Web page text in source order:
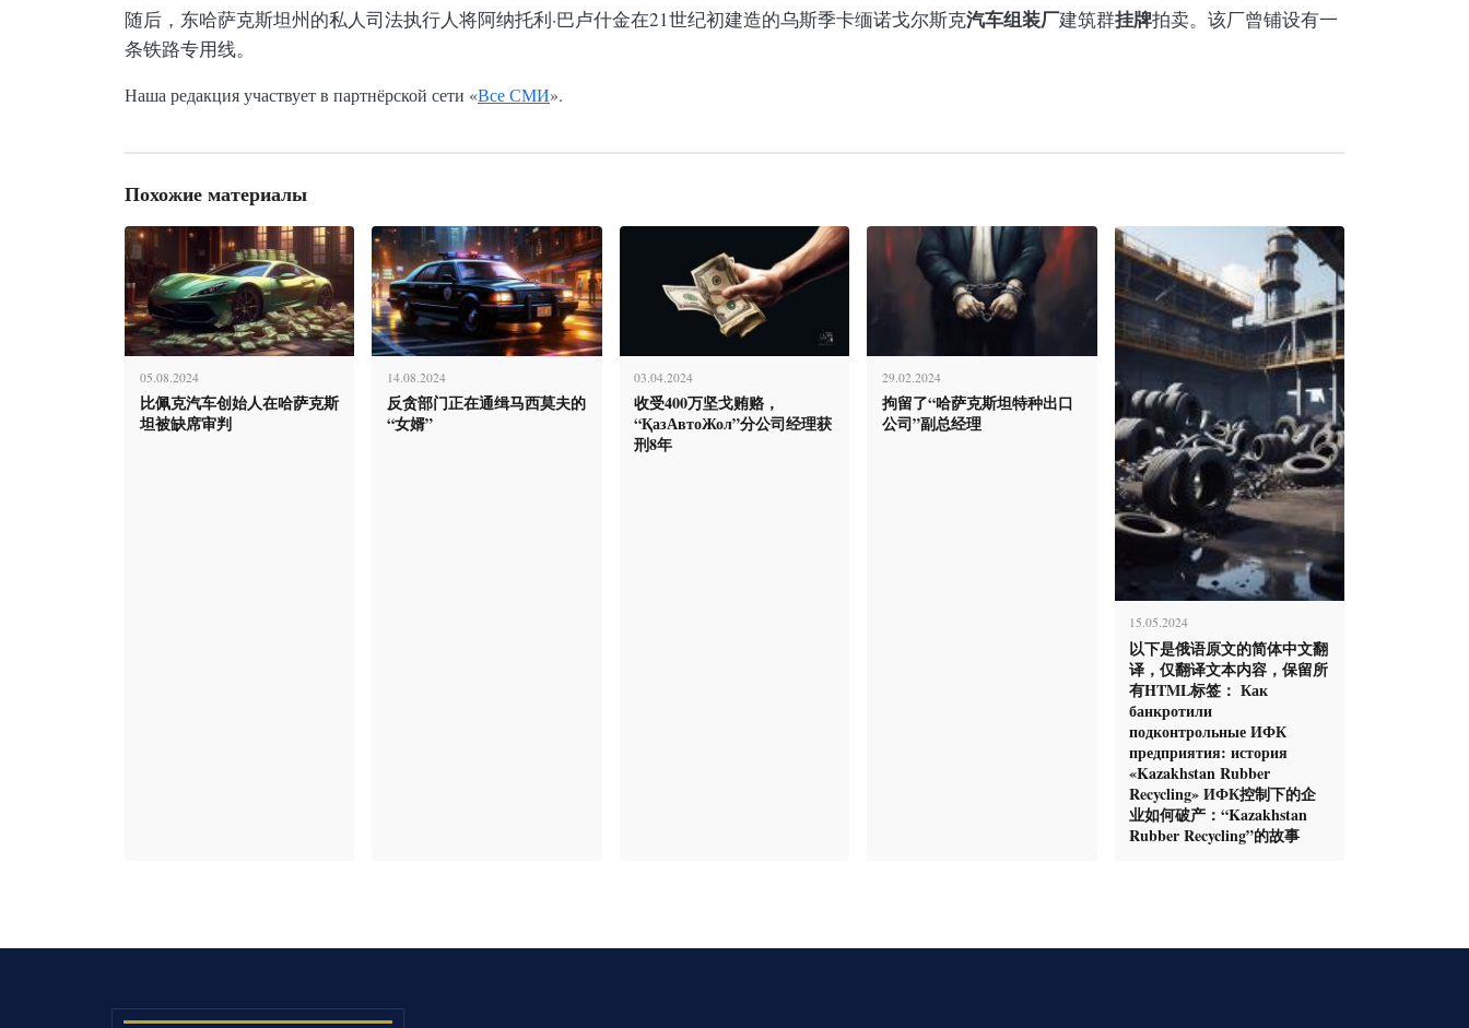
随后，东哈萨克斯坦州的私人司法执行人将阿纳托利·巴卢什金在21世纪初建造的乌斯季卡缅诺戈尔斯克汽车组装厂建筑群挂牌拍卖。该厂曾铺设有一
条铁路专用线。
Наша редакция участвует в партнёрской сети «Все СМИ».
Похожие материалы
05.08.2024
比佩克汽车创始人在哈萨克斯
坦被缺席审判
14.08.2024
反贪部门正在通缉马西莫夫的
“女婿”
03.04.2024
收受400万坚戈贿赂，
“ҚазАвтоЖол”分公司经理获
刑8年
29.02.2024
拘留了“哈萨克斯坦特种出口
公司”副总经理
15.05.2024
以下是俄语原文的简体中文翻
译，仅翻译文本内容，保留所
有HTML标签： Как
банкротили
подконтрольные ИФК
предприятия: история
«Kazakhstan Rubber
Recycling» ИФК控制下的企
业如何破产：“Kazakhstan
Rubber Recycling”的故事